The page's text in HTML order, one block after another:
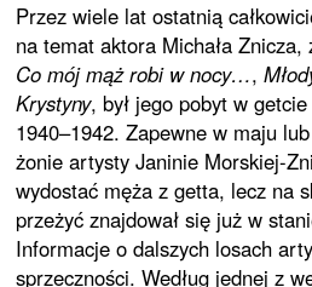
Przez wiele lat ostatnią
na temat aktora Michała
Co mój mąż robi w nocy…,
Krystyny, był jego pobyt w
1940–1942. Zapewne w maju
żonie artysty Janinie Morskiej-
wydostać męża z getta, lecz na
przeżyć znajdował się już w
Informacje o dalszych losach
sprzeczności. Według jednej z